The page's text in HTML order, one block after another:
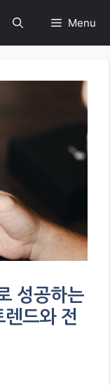
Menu
성공하는
드와 전